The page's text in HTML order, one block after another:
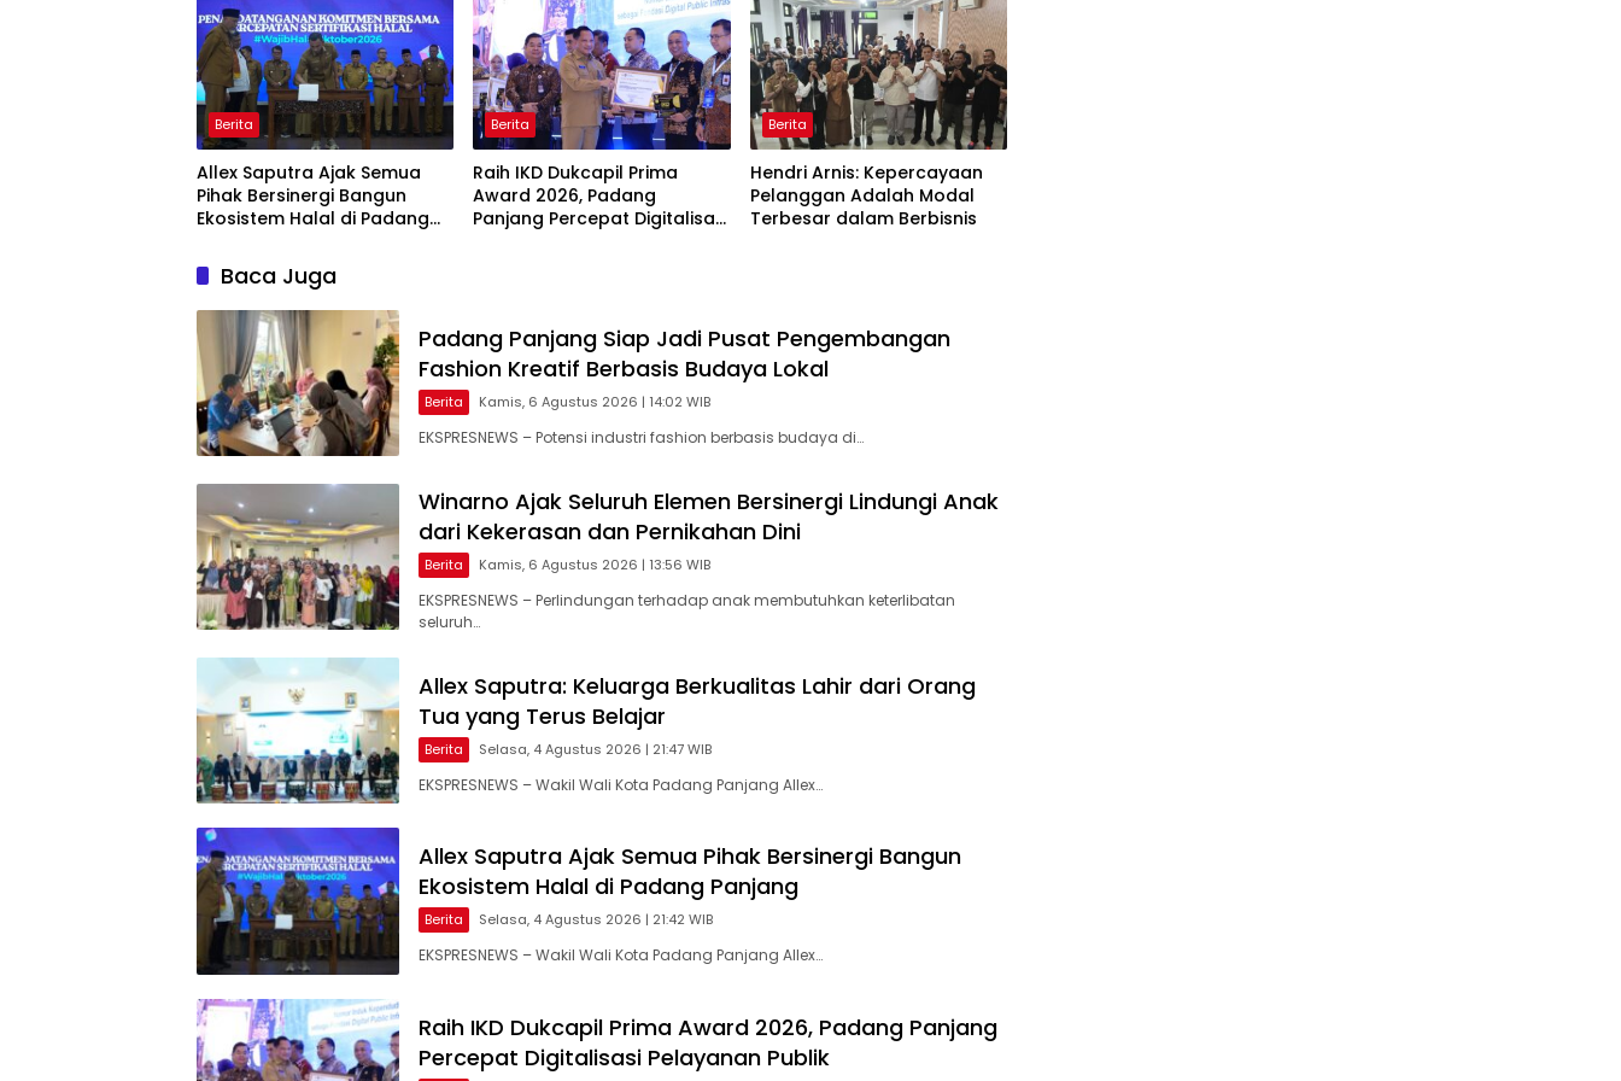
Berita
Allex Saputra Ajak Semua
Pihak Bersinergi Bangun
Ekosistem Halal di Padang
Berita
Raih IKD Dukcapil Prima
Award 2026, Padang
Panjang Percepat Digitalisasi
Berita
Hendri Arnis: Kepercayaan
Pelanggan Adalah Modal
Terbesar dalam Berbisnis
Baca Juga
Padang Panjang Siap Jadi Pusat Pengembangan
Fashion Kreatif Berbasis Budaya Lokal
Berita Kamis, 6 Agustus 2026 | 14:02 WIB
EKSPRESNEWS – Potensi industri fashion berbasis budaya di…
Winarno Ajak Seluruh Elemen Bersinergi Lindungi Anak
dari Kekerasan dan Pernikahan Dini
Berita Kamis, 6 Agustus 2026 | 13:56 WIB
EKSPRESNEWS – Perlindungan terhadap anak membutuhkan keterlibatan
seluruh…
Allex Saputra: Keluarga Berkualitas Lahir dari Orang
Tua yang Terus Belajar
Berita Selasa, 4 Agustus 2026 | 21:47 WIB
EKSPRESNEWS – Wakil Wali Kota Padang Panjang Allex…
Allex Saputra Ajak Semua Pihak Bersinergi Bangun
Ekosistem Halal di Padang Panjang
Berita Selasa, 4 Agustus 2026 | 21:42 WIB
EKSPRESNEWS – Wakil Wali Kota Padang Panjang Allex…
Raih IKD Dukcapil Prima Award 2026, Padang Panjang
Percepat Digitalisasi Pelayanan Publik